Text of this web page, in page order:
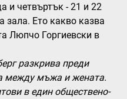
и четвъртък - 21 и 22
зала. Ето какво казва
Люпчо Горгиевски в
разкрива преди
между мъжа и жената.
в един обществено-